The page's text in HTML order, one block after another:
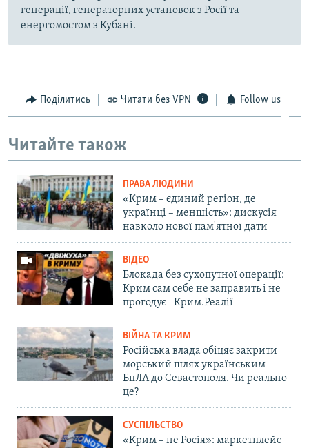
генерації, генераторних установок з Росії та
енергомостом з Кубані.
Поділитись Читати без VPN Follow us
Читайте також
ПРАВА ЛЮДИНИ
«Крим – єдиний регіон, де
українці – меншість»: дискусія
навколо нової пам'ятної дати
ВІДЕО
Блокада без сухопутної операції:
Крим сам себе не заправить і не
прогодує | Крим.Реалії
ВІЙНА ТА КРИМ
Російська влада обіцяє закрити
морський шлях українським
БпЛА до Севастополя. Чи реально
це?
СУСПІЛЬСТВО
«Крим – не Росія»: маркетплейс